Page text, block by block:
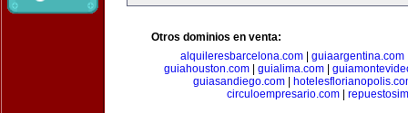
Otros dominios en venta:
alquileresbarcelona.com| guiaargentina.com
guiahouston.com| guialima.com|
guiasandiego.com
circuloempresario.com